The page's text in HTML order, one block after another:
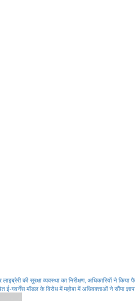
की सुरक्षा व्यवस्था का निरीक्षण, अधिकारियों ने किया
ई-गवर्नेंस मॉडल के विरोध में महोबा में अधिवक्ताओं ने सौंपा